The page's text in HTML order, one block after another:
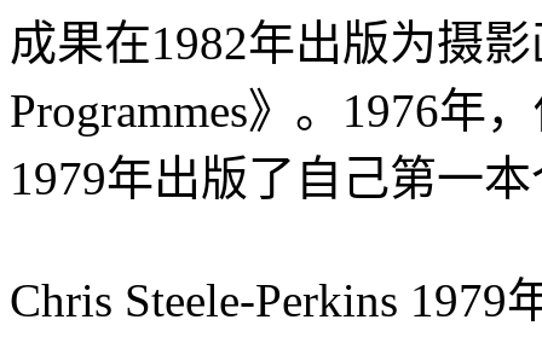
成果在1982年出版为摄
Programmes》。1976年
1979年出版了自己第一
Chris Steele-Perkins